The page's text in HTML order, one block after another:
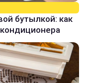
бутылкой: как